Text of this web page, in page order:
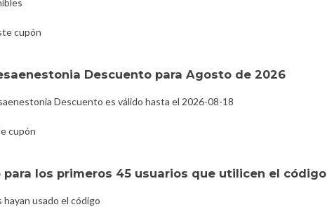
cupón
Descuento para Agosto de 2026
Descuento es válido hasta el 2026-08-18
cupón
para los primeros 45 usuarios que utilicen el código
usado el código